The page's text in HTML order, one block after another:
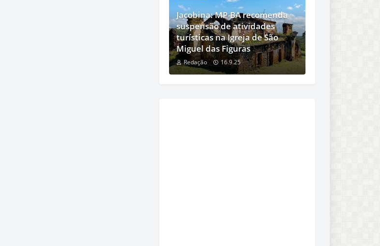
Jacobina: MP-BA recomenda
suspensão de atividades
turísticas na Igreja de São
Miguel das Figuras
Redação 16.9.25